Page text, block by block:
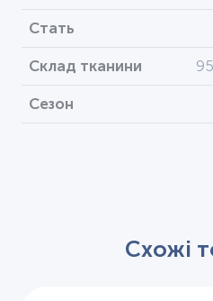
Стать
Склад тканини
Сезон
Схожі